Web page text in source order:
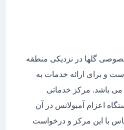
گلها در نزدیکی منطقه
و برای ارائه خدمات به
می باشد. مرکز خدماتی
اعزام آمبولانس در آن
با این مرکز و درخواست